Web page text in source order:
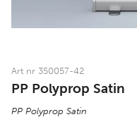
Art nr 350057-42
PP Polyprop Satin
PP Polyprop Satin